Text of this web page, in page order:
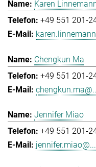
Karen
+49 551 201-
Chengkun Ma
+49 551 201-
Jennifer Miao
+49 551 201-
jennifer.miao@...